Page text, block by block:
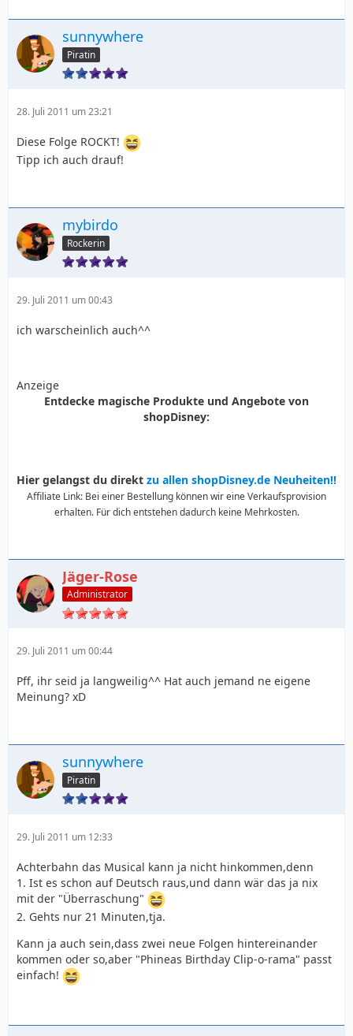
sunnywhere
Piratin
28. Juli 2011 um 23:21
Diese Folge ROCKT!
Tipp ich auch drauf!
mybirdo
Rockerin
29. Juli 2011 um 00:43
ich warscheinlich auch^^
Anzeige
Entdecke magische Produkte und Angebote von
shopDisney:
Hier gelangst du direkt zu allen shopDisney.de Neuheiten!!
Affiliate Link: Bei einer Bestellung können wir eine Verkaufsprovision
erhalten. Für dich entstehen dadurch keine Mehrkosten.
Jäger-Rose
Administrator
29. Juli 2011 um 00:44
Pff, ihr seid ja langweilig^^ Hat auch jemand ne eigene
Meinung? xD
sunnywhere
Piratin
29. Juli 2011 um 12:33
Achterbahn das Musical kann ja nicht hinkommen,denn
1. Ist es schon auf Deutsch raus,und dann wär das ja nix
mit der "Überraschung"
2. Gehts nur 21 Minuten,tja.
Kann ja auch sein,dass zwei neue Folgen hintereinander
kommen oder so,aber "Phineas Birthday Clip-o-rama" passt
einfach!